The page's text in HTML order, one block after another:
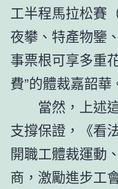
工半程馬拉松賽
夜攀、特產物鑒
事票根可享多重
費”的體裁嘉韶華
當然，上述
支撐保證，《看
開職工體裁運動
商，激勵進步工